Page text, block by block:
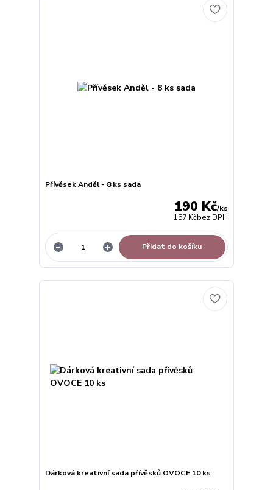
Přívěsek Anděl - 8 ks sada
190 Kč/ks
157 Kčbez DPH
Přidat do košíku
Dárková kreativní sada přívěsků OVOCE 10 ks